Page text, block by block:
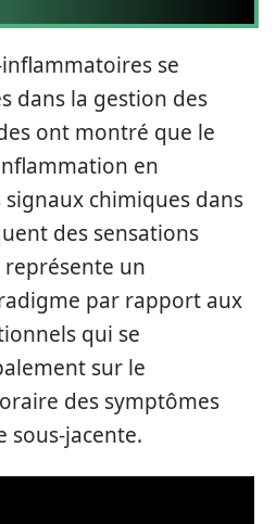
se
dans la gestion des
ont montré que le
en
chimiques dans
des sensations
représente un
par rapport aux
qui se
sur le
des symptômes
sous-jacente.